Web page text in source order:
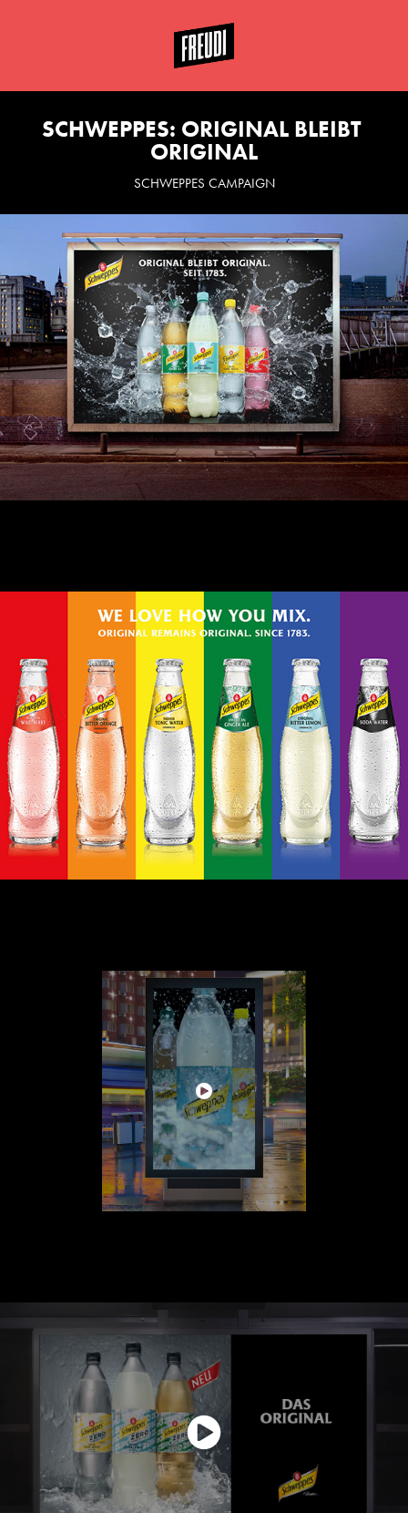
SCHWEPPES: ORIGINAL BLEIBT
ORIGINAL
SCHWEPPES CAMPAIGN